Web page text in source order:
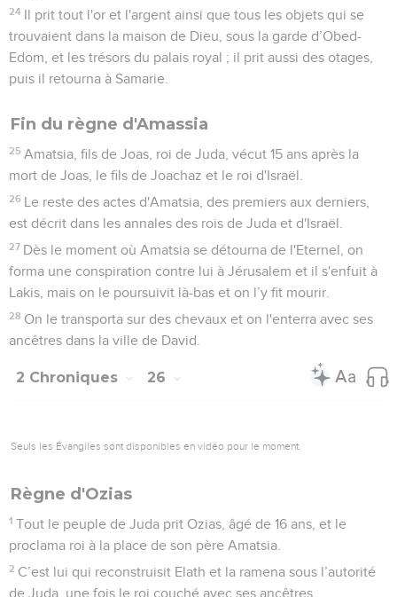
24 Il prit tout l'or et l'argent ainsi que tous les objets qui se
trouvaient dans la maison de Dieu, sous la garde d’Obed-
Edom, et les trésors du palais royal ; il prit aussi des otages,
puis il retourna à Samarie.
Fin du règne d'Amassia
25 Amatsia, fils de Joas, roi de Juda, vécut 15 ans après la
mort de Joas, le fils de Joachaz et le roi d'Israël.
26 Le reste des actes d'Amatsia, des premiers aux derniers,
est décrit dans les annales des rois de Juda et d'Israël.
27 Dès le moment où Amatsia se détourna de l'Eternel, on
forma une conspiration contre lui à Jérusalem et il s'enfuit à
Lakis, mais on le poursuivit là-bas et on l’y fit mourir.
28 On le transporta sur des chevaux et on l'enterra avec ses
ancêtres dans la ville de David.
2 Chroniques 26
Seuls les Évangiles sont disponibles en vidéo pour le moment.
Règne d'Ozias
1 Tout le peuple de Juda prit Ozias, âgé de 16 ans, et le
proclama roi à la place de son père Amatsia.
2 C’est lui qui reconstruisit Elath et la ramena sous l’autorité
de Juda, une fois le roi couché avec ses ancêtres.